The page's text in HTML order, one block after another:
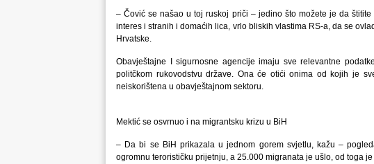
– Čović se našao u toj ruskoj priči – jedino što možete je da
interes i stranih i domaćih lica, vrlo bliskih vlastima RS-a, da se
Hrvatske.
Obavještajne I sigurnosne agencije imaju sve relevantne
politčkom rukovodstvu države. Ona će otići onima od kojih je
neiskorištena u obavještajnom sektoru.
Mektić se osvrnuo i na migrantsku krizu u BiH
– Da bi se BiH prikazala u jednom gorem svjetlu, kažu –
ogromnu terorističku prijetnju, a 25.000 migranata je ušlo, od toga